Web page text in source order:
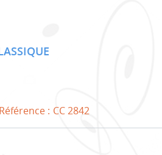
Référence : CC 2842